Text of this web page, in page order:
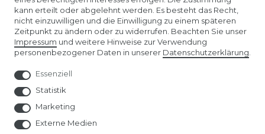
AMAZON STORE
SPIELWARENMESSE NÜRNBERG
kann erteilt oder abgelehnt werden. Es besteht das Recht,
nicht einzuwilligen und die Einwilligung zu einem späteren
Zeitpunkt zu ändern oder zu widerrufen. Beachten Sie unser
Impressum und weitere Hinweise zur Verwendung
personenbezogener Daten in unserer Daten­schutz­erklärung
Essenziell
Statistik
Marketing
Externe Medien